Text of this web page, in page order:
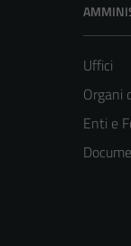
Uffici
Organi
Enti e